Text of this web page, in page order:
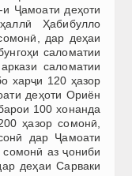
Ҷамоати деҳоти
Ҳабибулло
дар деҳаи
саломатии
саломатии
харҷи 120 ҳазор
деҳоти Ориён
100 хонанда
ҳазор сомонӣ,
дар Ҷамоати
аз ҷониби
деҳаи Сарваки